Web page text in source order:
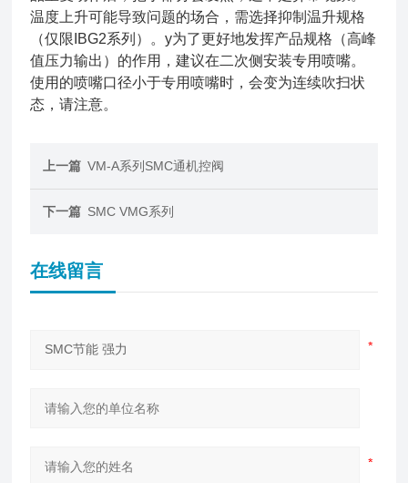
温度上升可能导致问题的场合，需选择抑制温升规格
（仅限IBG2系列）。y为了更好地发挥产品规格（高峰
值压力输出）的作用，建议在二次侧安装专用喷嘴。
使用的喷嘴口径小于专用喷嘴时，会变为连续吹扫状
态，请注意。
上一篇 VM-A系列SMC通机控阀
下一篇 SMC VMG系列
在线留言